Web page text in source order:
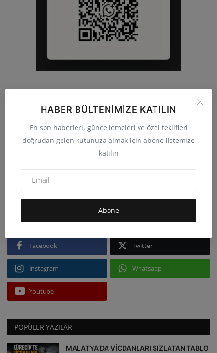
HABER BÜLTENIMIZE KATILIN
En son haberleri, güncellemeleri ve özel teklifleri
doğrudan gelen kutunuza almak için abone listemize
katılın
Abone
Youtube
Facebook Twitter
Instagram Whatsapp
Youtube
POPÜLER YAZILAR
MALATYA’DA VİCDANLARI SIZLATAN TABLO